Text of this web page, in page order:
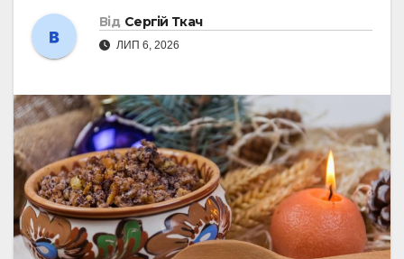
Від Сергій Ткач
ЛИП 6, 2026